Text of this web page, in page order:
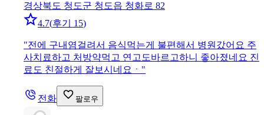
경상북도 청도군 청도읍 청화로 82
4.7(후기 15)
"전에 구내염걸려서 음식먹는게 불편해서 병원갔어요 주
사치료하고 처방약먹고 연고도바르고하니 좋아졌네요 진
료도 친절하게 잘보시네요ㆍ "
전화 팔로우